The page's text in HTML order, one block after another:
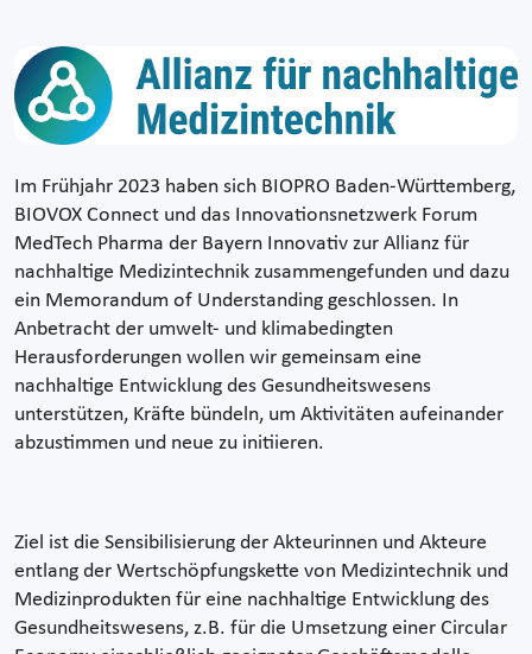
Im Frühjahr 2023 haben sich BIOPRO Baden-Württemberg,
BIOVOX Connect und das Innovationsnetzwerk Forum
MedTech Pharma der Bayern Innovativ zur Allianz für
nachhaltige Medizintechnik zusammengefunden und dazu
ein Memorandum of Understanding geschlossen. In
Anbetracht der umwelt- und klimabedingten
Herausforderungen wollen wir gemeinsam eine
nachhaltige Entwicklung des Gesundheitswesens
unterstützen, Kräfte bündeln, um Aktivitäten aufeinander
abzustimmen und neue zu initiieren.
Ziel ist die Sensibilisierung der Akteurinnen und Akteure
entlang der Wertschöpfungskette von Medizintechnik und
Medizinprodukten für eine nachhaltige Entwicklung des
Gesundheitswesens, z.B. für die Umsetzung einer Circular